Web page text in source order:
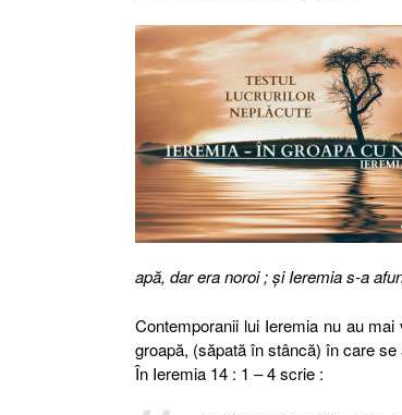
apă, dar era noroi ; şi Ieremia s-a
Contemporanii lui Ieremia nu au
groapă, (săpată în stâncă) în care
În Ieremia 14 : 1 – 4 scrie :